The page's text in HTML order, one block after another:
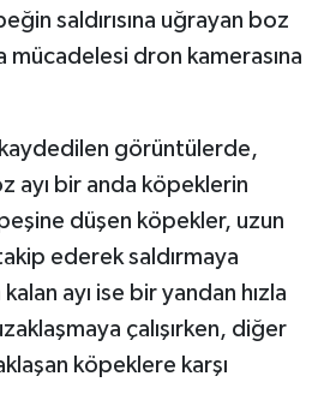
saldırısına uğrayan boz
mücadelesi dron kamerasına
kaydedilen görüntülerde,
ayı bir anda köpeklerin
düşen köpekler, uzun
ederek saldırmaya
kalan ayı ise bir yandan hızla
çalışırken, diğer
köpeklere karşı